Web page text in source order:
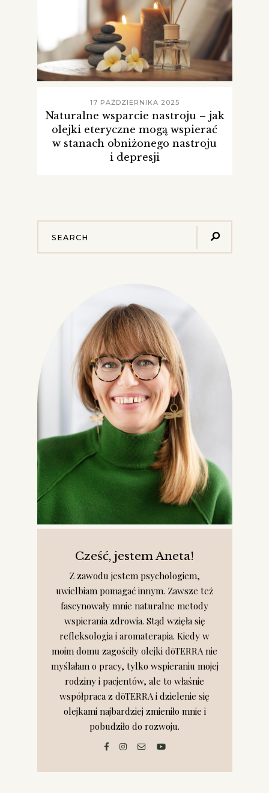
17 PAŹDZIERNIKA 2025
Naturalne wsparcie nastroju – jak
olejki eteryczne mogą wspierać
w stanach obniżonego nastroju
i depresji
Cześć, jestem Aneta!
Z zawodu jestem psychologiem,
uwielbiam pomagać innym. Zawsze też
fascynowały mnie naturalne metody
wspierania zdrowia. Stąd wzięła się
refleksologia i aromaterapia. Kiedy w
moim domu zagościły olejki dōTERRA nie
myślałam o pracy, tylko wspieraniu mojej
rodziny i pacjentów, ale to właśnie
współpraca z dōTERRA i dzielenie się
olejkami najbardziej zmieniło mnie i
pobudziło do rozwoju.